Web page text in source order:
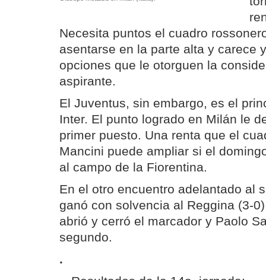
Necesita puntos el cuadro
asentarse en la parte alta y carece
opciones que le otorguen la
aspirante.
El Juventus, sin embargo, es el
Inter. El punto logrado en Milán le
primer puesto. Una renta que el
Mancini puede ampliar si el
al campo de la Fiorentina.
En el otro encuentro adelantado al
ganó con solvencia al Reggina (3-
abrió y cerró el marcador y Paolo
segundo.
.